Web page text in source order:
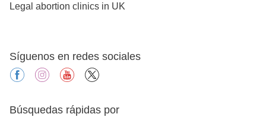
Legal abortion clinics in UK
Síguenos en redes sociales
facebookinstagramyoutube
Búsquedas rápidas por